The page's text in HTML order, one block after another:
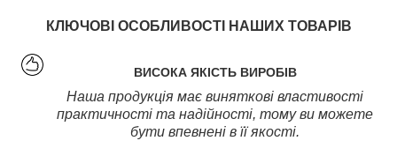
КЛЮЧОВІ ОСОБЛИВОСТІ НАШИХ ТОВАРІВ
ВИСОКА ЯКІСТЬ ВИРОБІВ
Наша продукція має виняткові властивості
практичності та надійності, тому ви можете
бути впевнені в її якості.